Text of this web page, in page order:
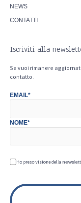
NEWS
CONTATTI
Iscriviti alla
Se vuoi rimanere
contatto.
EMAIL*
NOME*
Ho preso visione della